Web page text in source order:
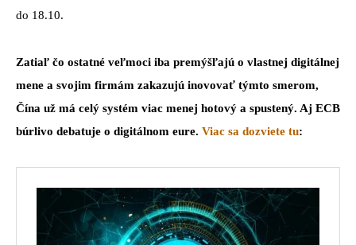
do 18.10.
Zatiaľ čo ostatné veľmoci iba premýšľajú o vlastnej digitálnej
mene a svojim firmám zakazujú inovovať týmto smerom,
Čína už má celý systém viac menej hotový a spustený. Aj ECB
búrlivo debatuje o digitálnom eure. Viac sa dozviete tu: